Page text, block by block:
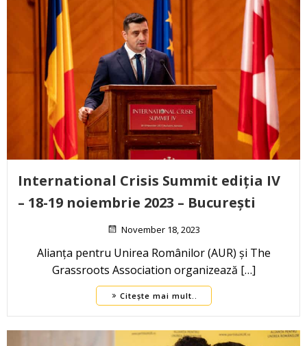
International Crisis Summit ediția IV
– 18-19 noiembrie 2023 – București
November 18, 2023
Alianța pentru Unirea Românilor (AUR) și The
Grassroots Association organizează […]
Citește mai mult..